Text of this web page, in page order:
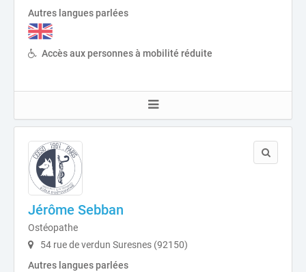
Autres langues parlées
Accès aux personnes à mobilité réduite
Jérôme Sebban
Ostéopathe
54 rue de verdun Suresnes (92150)
Autres langues parlées